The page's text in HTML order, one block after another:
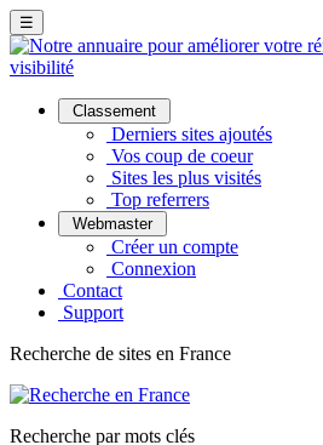
☰
Classement
Derniers sites ajoutés
Vos coup de coeur
Sites les plus visités
Top referrers
Webmaster
Créer un compte
Connexion
Contact
Support
Recherche de sites en France
Recherche par mots clés